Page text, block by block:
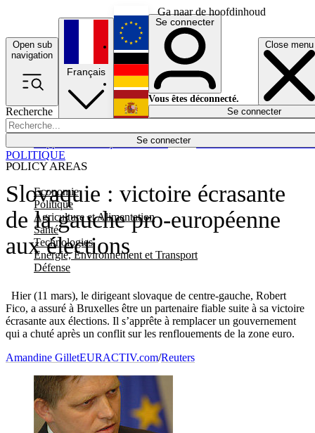
Ga naar de hoofdinhoud
Open sub
navigation
Close menu
Recherche
Se connecter
POLICY AREAS
Economie
Politique
Agriculture et Alimentation
Santé
Technologies
Energie, Environnement et Transport
Défense
Économie
Français
English
Deutsch
Español
Se connecter
Vous êtes déconnecté.
Se connecter
Slovaquie : victoire écrasante
de la gauche pro-européenne
aux élections
Hier (11 mars), le dirigeant slovaque de centre-gauche, Robert
Fico, a assuré à Bruxelles être un partenaire fiable suite à sa victoire
écrasante aux élections. Il s’apprête à remplacer un gouvernement
qui a chuté après un conflit sur les renflouements de la zone euro.
POLITIQUE
Amandine GilletEURACTIV.com/Reuters